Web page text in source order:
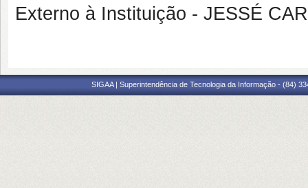
Externo à Instituição - JESSÉ
SIGAA | Superintendência de Tecnologia da Informação - (84)